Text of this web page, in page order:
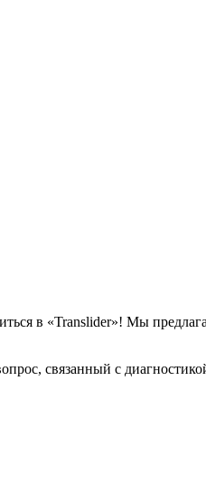
в «Translider»! Мы
связанный с